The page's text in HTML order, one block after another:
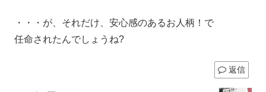
・・・が、それだけ、安心感のあるお人柄！で
任命されたんでしょうね?
返信